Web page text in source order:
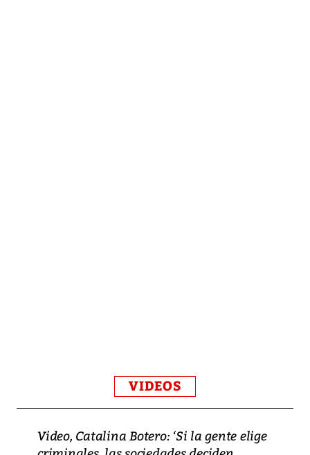
VIDEOS
Video, Catalina Botero: ‘Si la gente elige